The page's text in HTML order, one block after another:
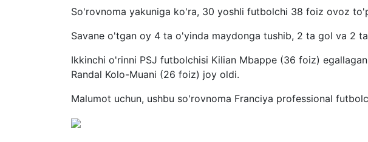
So'rovnoma yakuniga ko'ra, 30 yoshli futbolchi 38 foiz ovoz
Savane o'tgan oy 4 ta o'yinda maydonga tushib, 2 ta gol va 2
Ikkinchi o'rinni PSJ futbolchisi Kilian Mbappe (36 foiz)
Randal Kolo-Muani (26 foiz) joy oldi.
Malumot uchun, ushbu so'rovnoma Franciya professional